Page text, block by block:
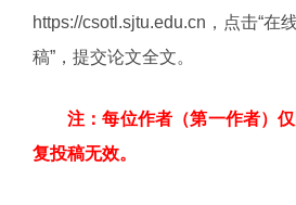
https://csotl.sjtu.edu.cn ，点击“在
稿”，提交论文全文。
注：每位作者（第一作者）
复投稿无效。